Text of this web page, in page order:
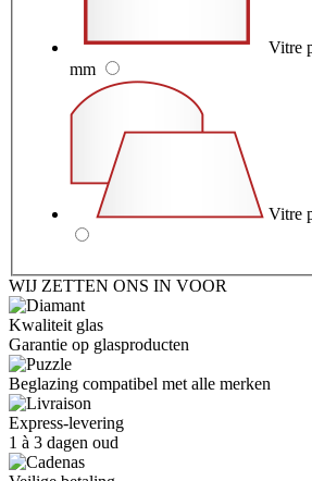
mm
Vitre
WIJ ZETTEN ONS IN VOOR
Kwaliteit glas
Garantie op glasproducten
Beglazing compatibel met alle merken
Express-levering
1 à 3 dagen oud